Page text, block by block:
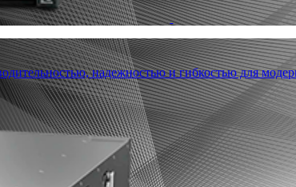
надежностью и гибкостью для